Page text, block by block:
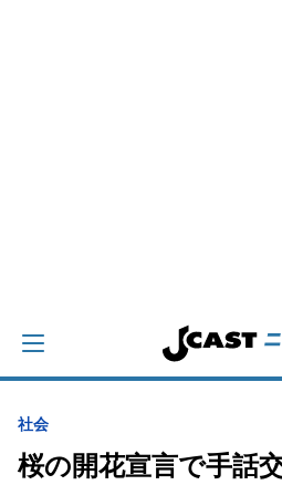
社会
桜の開花宣言で手話